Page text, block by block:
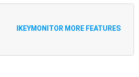
IKEYMONITOR MORE FEATURES